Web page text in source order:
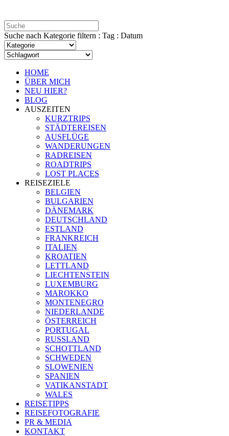
Suche nach Kategorie filtern : Tag : Datum
HOME
ÜBER MICH
NEU HIER?
BLOG
AUSZEITEN
KURZTRIPS
STÄDTEREISEN
AUSFLÜGE
WANDERUNGEN
RADREISEN
ROADTRIPS
LOST PLACES
REISEZIELE
BELGIEN
BULGARIEN
DÄNEMARK
DEUTSCHLAND
ESTLAND
FRANKREICH
ITALIEN
KROATIEN
LETTLAND
LIECHTENSTEIN
LUXEMBURG
MAROKKO
MONTENEGRO
NIEDERLANDE
ÖSTERREICH
PORTUGAL
RUSSLAND
SCHOTTLAND
SCHWEDEN
SLOWENIEN
SPANIEN
VATIKANSTADT
WALES
REISETIPPS
REISEFOTOGRAFIE
PR & MEDIA
KONTAKT